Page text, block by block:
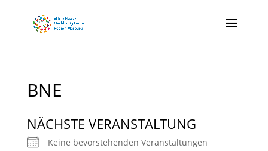
BNE
NÄCHSTE VERANSTALTUNG
Keine bevorstehenden Veranstaltungen